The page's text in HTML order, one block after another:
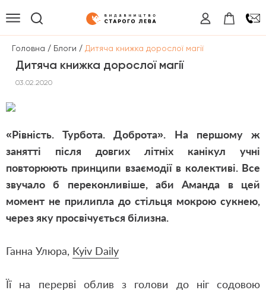
Головна / Блоги / Дитяча книжка дорослої магії
Дитяча книжка дорослої магії
03.02.2020
«Рівність. Турбота. Доброта». На першому ж
занятті після довгих літніх канікул учні
повторюють принципи взаємодії в колективі. Все
звучало б переконливіше, аби Аманда в цей
момент не прилипла до стільця мокрою сукнею,
через яку просвічується білизна.
Ганна Улюра, Kyiv Daily
Її на перерві облив з голови до ніг содовою